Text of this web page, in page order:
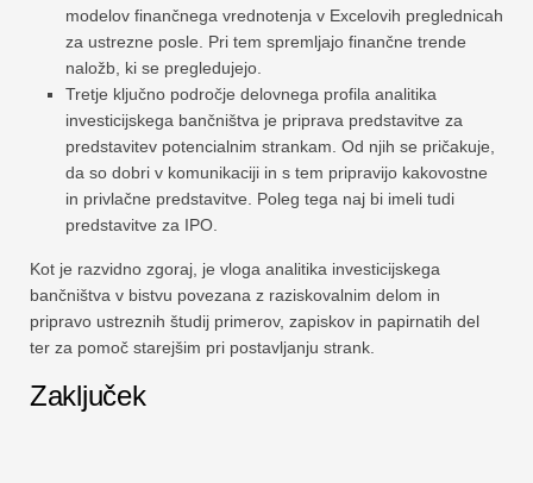
modelov finančnega vrednotenja v Excelovih preglednicah
za ustrezne posle. Pri tem spremljajo finančne trende
naložb, ki se pregledujejo.
Tretje ključno področje delovnega profila analitika
investicijskega bančništva je priprava predstavitve za
predstavitev potencialnim strankam. Od njih se pričakuje,
da so dobri v komunikaciji in s tem pripravijo kakovostne
in privlačne predstavitve. Poleg tega naj bi imeli tudi
predstavitve za IPO.
Kot je razvidno zgoraj, je vloga analitika investicijskega
bančništva v bistvu povezana z raziskovalnim delom in
pripravo ustreznih študij primerov, zapiskov in papirnatih del
ter za pomoč starejšim pri postavljanju strank.
Zaključek